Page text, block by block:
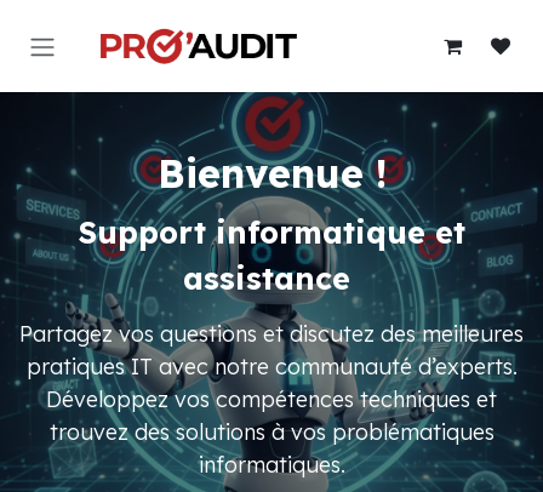
Bienvenue !
Support informatique et
assistance
Partagez vos questions et discutez des meilleures
pratiques IT avec notre communauté d’experts.
Développez vos compétences techniques et
trouvez des solutions à vos problématiques
informatiques.